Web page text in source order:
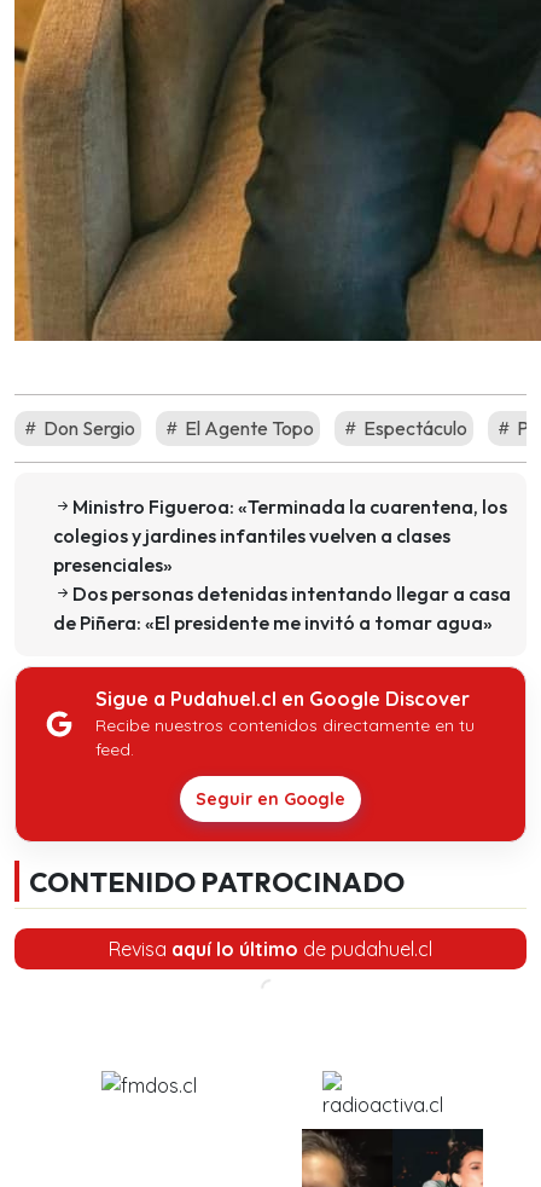
Don Sergio El Agente Topo Espectáculo
Ministro Figueroa: «Terminada la cuarentena, los
colegios y jardines infantiles vuelven a clases
presenciales»
Dos personas detenidas intentando llegar a casa
de Piñera: «El presidente me invitó a tomar agua»
Sigue a Pudahuel.cl en Google Discover
Recibe nuestros contenidos directamente en tu
feed.
Seguir en Google
CONTENIDO PATROCINADO
Revisa aquí lo último de pudahuel.cl